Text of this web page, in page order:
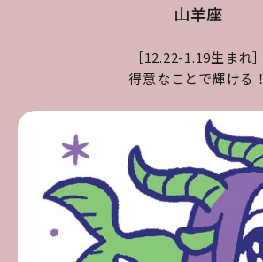
山羊座
［12.22-1.19生まれ］
得意なことで輝ける！